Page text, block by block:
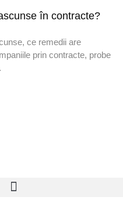
în contracte?
ce remedii are
prin contracte, probe